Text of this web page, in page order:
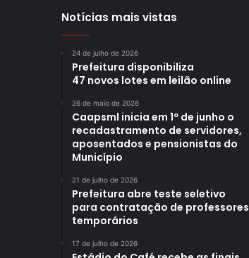
Notícias mais vistas
24 de julho de 2026
Prefeitura disponibiliza
47 novos lotes em leilão online
26 de maio de 2026
Caapsml inicia em 1º de junho o
recadastramento de servidores,
aposentados e pensionistas do
Município
21 de julho de 2026
Prefeitura abre teste seletivo
para contratação de professores
temporários
17 de julho de 2026